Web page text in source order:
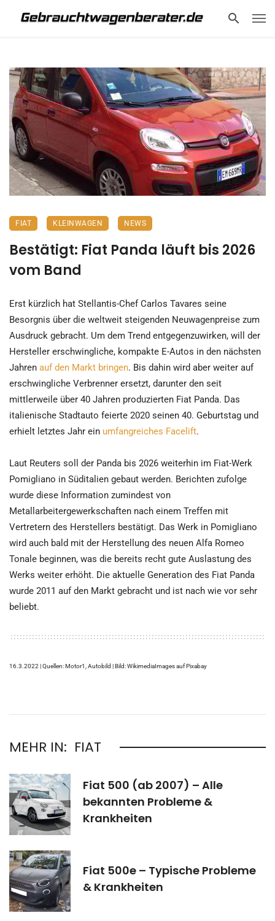
FIAT KLEINWAGEN NEWS
Bestätigt: Fiat Panda läuft bis 2026
vom Band
Erst kürzlich hat Stellantis-Chef Carlos Tavares seine
Besorgnis über die weltweit steigenden Neuwagenpreise zum
Ausdruck gebracht. Um dem Trend entgegenzuwirken, will der
Hersteller erschwingliche, kompakte E-Autos in den nächsten
Jahren auf den Markt bringen. Bis dahin wird aber weiter auf
erschwingliche Verbrenner ersetzt, darunter den seit
mittlerweile über 40 Jahren produzierten Fiat Panda. Das
italienische Stadtauto feierte 2020 seinen 40. Geburtstag und
erhielt letztes Jahr ein umfangreiches Facelift.
Laut Reuters soll der Panda bis 2026 weiterhin im Fiat-Werk
Pomigliano in Süditalien gebaut werden. Berichten zufolge
wurde diese Information zumindest von
Metallarbeitergewerkschaften nach einem Treffen mit
Vertretern des Herstellers bestätigt. Das Werk in Pomigliano
wird auch bald mit der Herstellung des neuen Alfa Romeo
Tonale beginnen, was die bereits recht gute Auslastung des
Werks weiter erhöht. Die aktuelle Generation des Fiat Panda
wurde 2011 auf den Markt gebracht und ist nach wie vor sehr
beliebt.
16.3.2022 | Quellen: Motor1, Autobild | Bild: WikimediaImages auf Pixabay
MEHR IN: FIAT
Fiat 500 (ab 2007) – Alle
bekannten Probleme &
Krankheiten
Fiat 500e – Typische Probleme
& Krankheiten